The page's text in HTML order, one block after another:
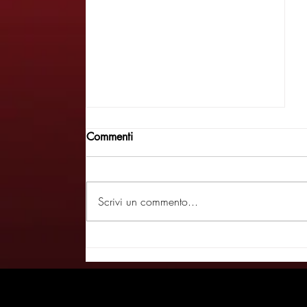
bel - FREAKS 31/05/26
Commenti
Scrivi un commento...